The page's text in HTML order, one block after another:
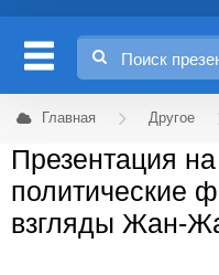
Главная Другое
Презентация
политические
взгляды Жан-